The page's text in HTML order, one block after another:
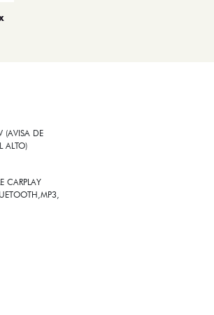
(AVISA DE
ALTO)
CARPLAY